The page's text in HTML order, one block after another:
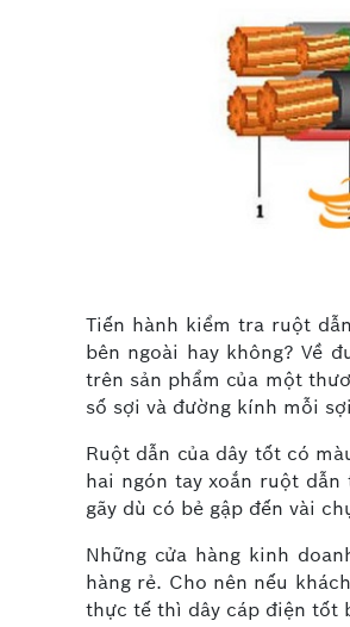
Tiến hành kiểm tra ruột
bên ngoài hay không? Về
trên sản phẩm của một
số sợi và đường kính mỗi
Ruột dẫn của dây tốt có
hai ngón tay xoắn ruột
gãy dù có bẻ gập đến vài
Những cửa hàng kinh
hàng rẻ. Cho nên nếu
thực tế thì dây cáp điện tốt